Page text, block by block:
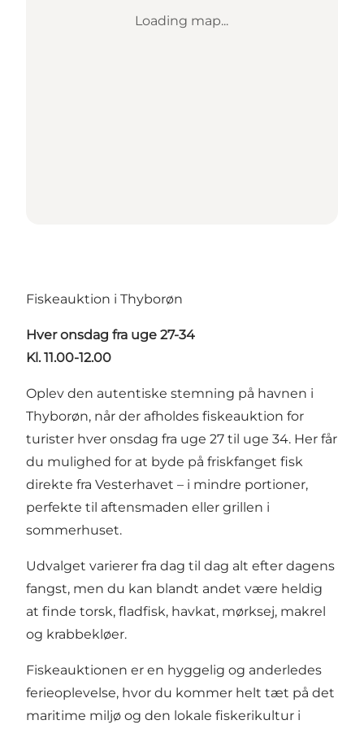
Loading map...
Fiskeauktion i Thyborøn
Hver onsdag fra uge 27-34
Kl. 11.00-12.00
Oplev den autentiske stemning på havnen i
Thyborøn, når der afholdes fiskeauktion for
turister hver onsdag fra uge 27 til uge 34. Her får
du mulighed for at byde på friskfanget fisk
direkte fra Vesterhavet – i mindre portioner,
perfekte til aftensmaden eller grillen i
sommerhuset.
Udvalget varierer fra dag til dag alt efter dagens
fangst, men du kan blandt andet være heldig
at finde torsk, fladfisk, havkat, mørksej, makrel
og krabbekløer.
Fiskeauktionen er en hyggelig og anderledes
ferieoplevelse, hvor du kommer helt tæt på det
maritime miljø og den lokale fiskerikultur i